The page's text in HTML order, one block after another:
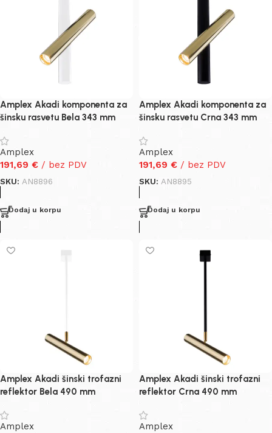
Amplex Akadi komponenta za
šinsku rasvetu Bela 343 mm
Amplex
191,69 € / bez PDV
SKU: AN8896
Dodaj u korpu
Amplex Akadi komponenta za
šinsku rasvetu Crna 343 mm
Amplex
191,69 € / bez PDV
SKU: AN8895
Dodaj u korpu
Amplex Akadi šinski trofazni
reflektor Bela 490 mm
Amplex
Amplex Akadi šinski trofazni
reflektor Crna 490 mm
Amplex